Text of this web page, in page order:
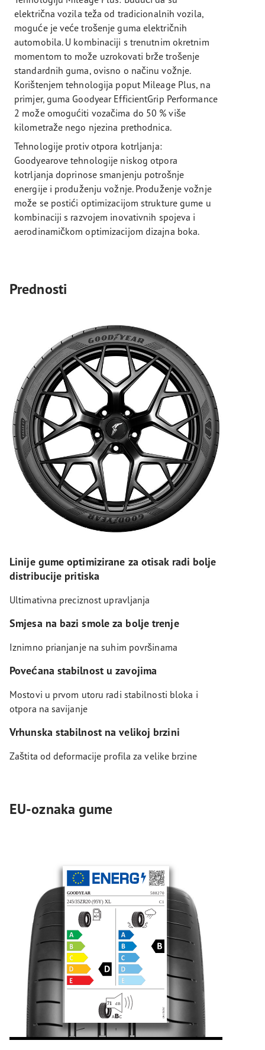
električna vozila teža od tradicionalnih vozila,
moguće je veće trošenje guma električnih
automobila. U kombinaciji s trenutnim okretnim
momentom to može uzrokovati brže trošenje
standardnih guma, ovisno o načinu vožnje.
Korištenjem tehnologija poput Mileage Plus, na
primjer, guma Goodyear EfficientGrip Performance
2 može omogućiti vozačima do 50 % više
kilometraže nego njezina prethodnica.
Tehnologije protiv otpora kotrljanja:
Goodyearove tehnologije niskog otpora
kotrljanja doprinose smanjenju potrošnje
energije i produženju vožnje. Produženje vožnje
može se postići optimizacijom strukture gume u
kombinaciji s razvojem inovativnih spojeva i
aerodinamičkom optimizacijom dizajna boka.
Prednosti
Linije gume optimizirane za otisak radi bolje
distribucije pritiska
Ultimativna preciznost upravljanja
Smjesa na bazi smole za bolje trenje
Iznimno prianjanje na suhim površinama
Povećana stabilnost u zavojima
Mostovi u prvom utoru radi stabilnosti bloka i
otpora na savijanje
Vrhunska stabilnost na velikoj brzini
Zaštita od deformacije profila za velike brzine
EU-oznaka gume